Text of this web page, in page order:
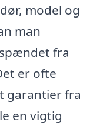
model og
man
fra
er ofte
garantier fra
en vigtig